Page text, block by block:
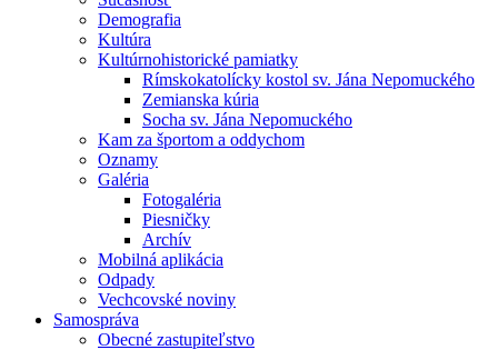
Demografia
Kultúra
Kultúrnohistorické pamiatky
Rímskokatolícky kostol sv. Jána Nepomuckého
Zemianska kúria
Socha sv. Jána Nepomuckého
Kam za športom a oddychom
Oznamy
Galéria
Fotogaléria
Piesničky
Archív
Mobilná aplikácia
Odpady
Vechcovské noviny
Samospráva
Obecné zastupiteľstvo